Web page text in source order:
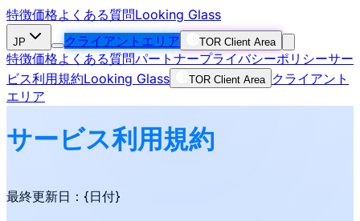
特徴価格よくある質問Looking Glass
JP クライアントエリア TOR Client Area
特徴価格よくある質問パートナープライバシーポリシーサー
ビス利用規約Looking Glass TOR Client Area
クライアント
エリア
サービス利用規約
最終更新日：{日付}